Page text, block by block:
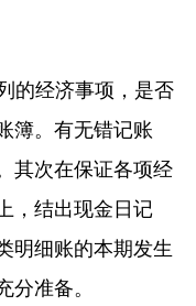
的经济事项，是否
簿。有无错记账
其次在保证各项经
，结出现金日记
明细账的本期发生
分准备。